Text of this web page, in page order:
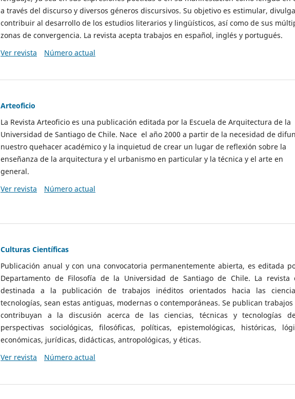
a través del discurso y diversos géneros discursivos. Su objetivo es estimular,
contribuir al desarrollo de los estudios literarios y lingüísticos, así como de sus
zonas de convergencia. La revista acepta trabajos en español, inglés y portugués.
Ver revista
Número actual
Arteoficio
La Revista Arteoficio es una publicación editada por la Escuela de Arquitectura de la
Universidad de Santiago de Chile. Nace el año 2000 a partir de la necesidad de
nuestro quehacer académico y la inquietud de crear un lugar de reflexión sobre la
enseñanza de la arquitectura y el urbanismo en particular y la técnica y el arte en
general.
Ver revista
Número actual
Culturas Científicas
Publicación anual y con una convocatoria permanentemente abierta, es editada
Departamento de Filosofía de la Universidad de Santiago de Chile. La revista
destinada a la publicación de trabajos inéditos orientados hacia las
tecnologías, sean estas antiguas, modernas o contemporáneas. Se publican
contribuyan a la discusión acerca de las ciencias, técnicas y tecnologías
perspectivas sociológicas, filosóficas, políticas, epistemológicas, históricas,
económicas, jurídicas, didácticas, antropológicas, y éticas.
Ver revista
Número actual